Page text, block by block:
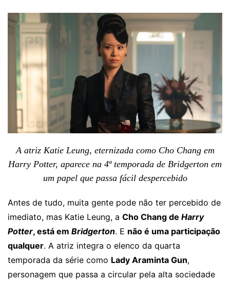
A atriz Katie Leung, eternizada como Cho Chang em
Harry Potter, aparece na 4ª temporada de Bridgerton em
um papel que passa fácil despercebido
Antes de tudo, muita gente pode não ter percebido de
imediato, mas Katie Leung, a Cho Chang de Harry
Potter, está em Bridgerton. E não é uma participação
qualquer. A atriz integra o elenco da quarta
temporada da série como Lady Araminta Gun,
personagem que passa a circular pela alta sociedade